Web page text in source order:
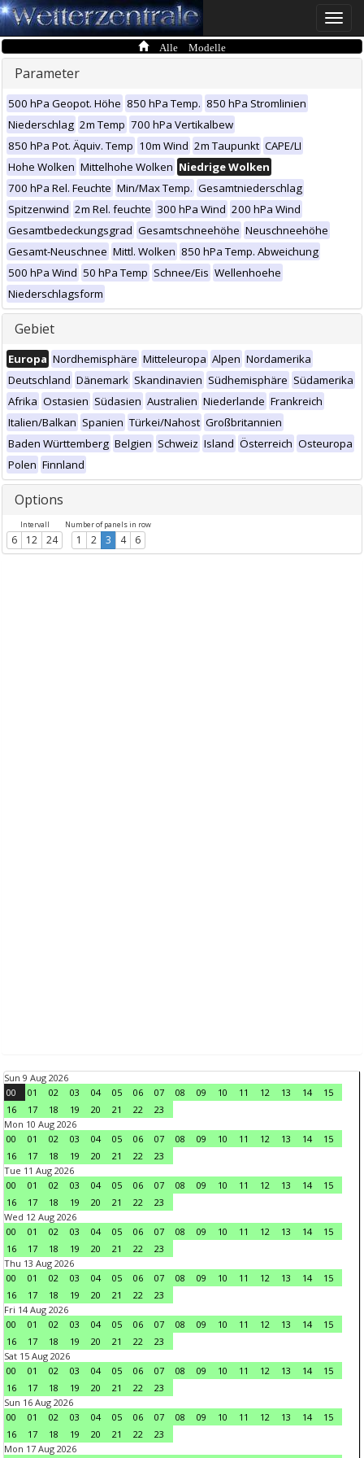
Toggle
Alle Modelle
Parameter
500 hPa Geopot. Höhe 850 hPa Temp. 850 hPa Stromlinien
Niederschlag 2m Temp 700 hPa Vertikalbew
850 hPa Pot. Äquiv. Temp 10m Wind 2m Taupunkt CAPE/LI
Hohe Wolken Mittelhohe Wolken Niedrige Wolken
700 hPa Rel. Feuchte Min/Max Temp. Gesamtniederschlag
Spitzenwind 2m Rel. feuchte 300 hPa Wind 200 hPa Wind
Gesamtbedeckungsgrad Gesamtschneehöhe Neuschneehöhe
Gesamt-Neuschnee Mittl. Wolken 850 hPa Temp. Abweichung
500 hPa Wind 50 hPa Temp Schnee/Eis Wellenhoehe
Niederschlagsform
Gebiet
Europa Nordhemisphäre Mitteleuropa Alpen Nordamerika
Deutschland Dänemark Skandinavien Südhemisphäre Südamerika
Afrika Ostasien Südasien Australien Niederlande Frankreich
Italien/Balkan Spanien Türkei/Nahost Großbritannien
Baden Württemberg Belgien Schweiz Island Österreich Osteuropa
Polen Finnland
Options
Intervall
6 12 24
Number of panels in row
1 2 3 4 6
Sun 9 Aug 2026
00
01 02 03 04 05 06 07 08 09 10 11 12 13 14
15
16
17 18 19 20 21 22
23
Mon 10 Aug 2026
00
01 02 03 04 05 06 07 08 09 10 11 12 13 14
15
16
17 18 19 20 21 22
23
Tue 11 Aug 2026
00
01 02 03 04 05 06 07 08 09 10 11 12 13 14
15
16
17 18 19 20 21 22
23
Wed 12 Aug 2026
00
01 02 03 04 05 06 07 08 09 10 11 12 13 14
15
16
17 18 19 20 21 22
23
Thu 13 Aug 2026
00
01 02 03 04 05 06 07 08 09 10 11 12 13 14
15
16
17 18 19 20 21 22
23
Fri 14 Aug 2026
00
01 02 03 04 05 06 07 08 09 10 11 12 13 14
15
16
17 18 19 20 21 22
23
Sat 15 Aug 2026
00
01 02 03 04 05 06 07 08 09 10 11 12 13 14
15
16
17 18 19 20 21 22
23
Sun 16 Aug 2026
00
01 02 03 04 05 06 07 08 09 10 11 12 13 14
15
16
17 18 19 20 21 22
23
Mon 17 Aug 2026